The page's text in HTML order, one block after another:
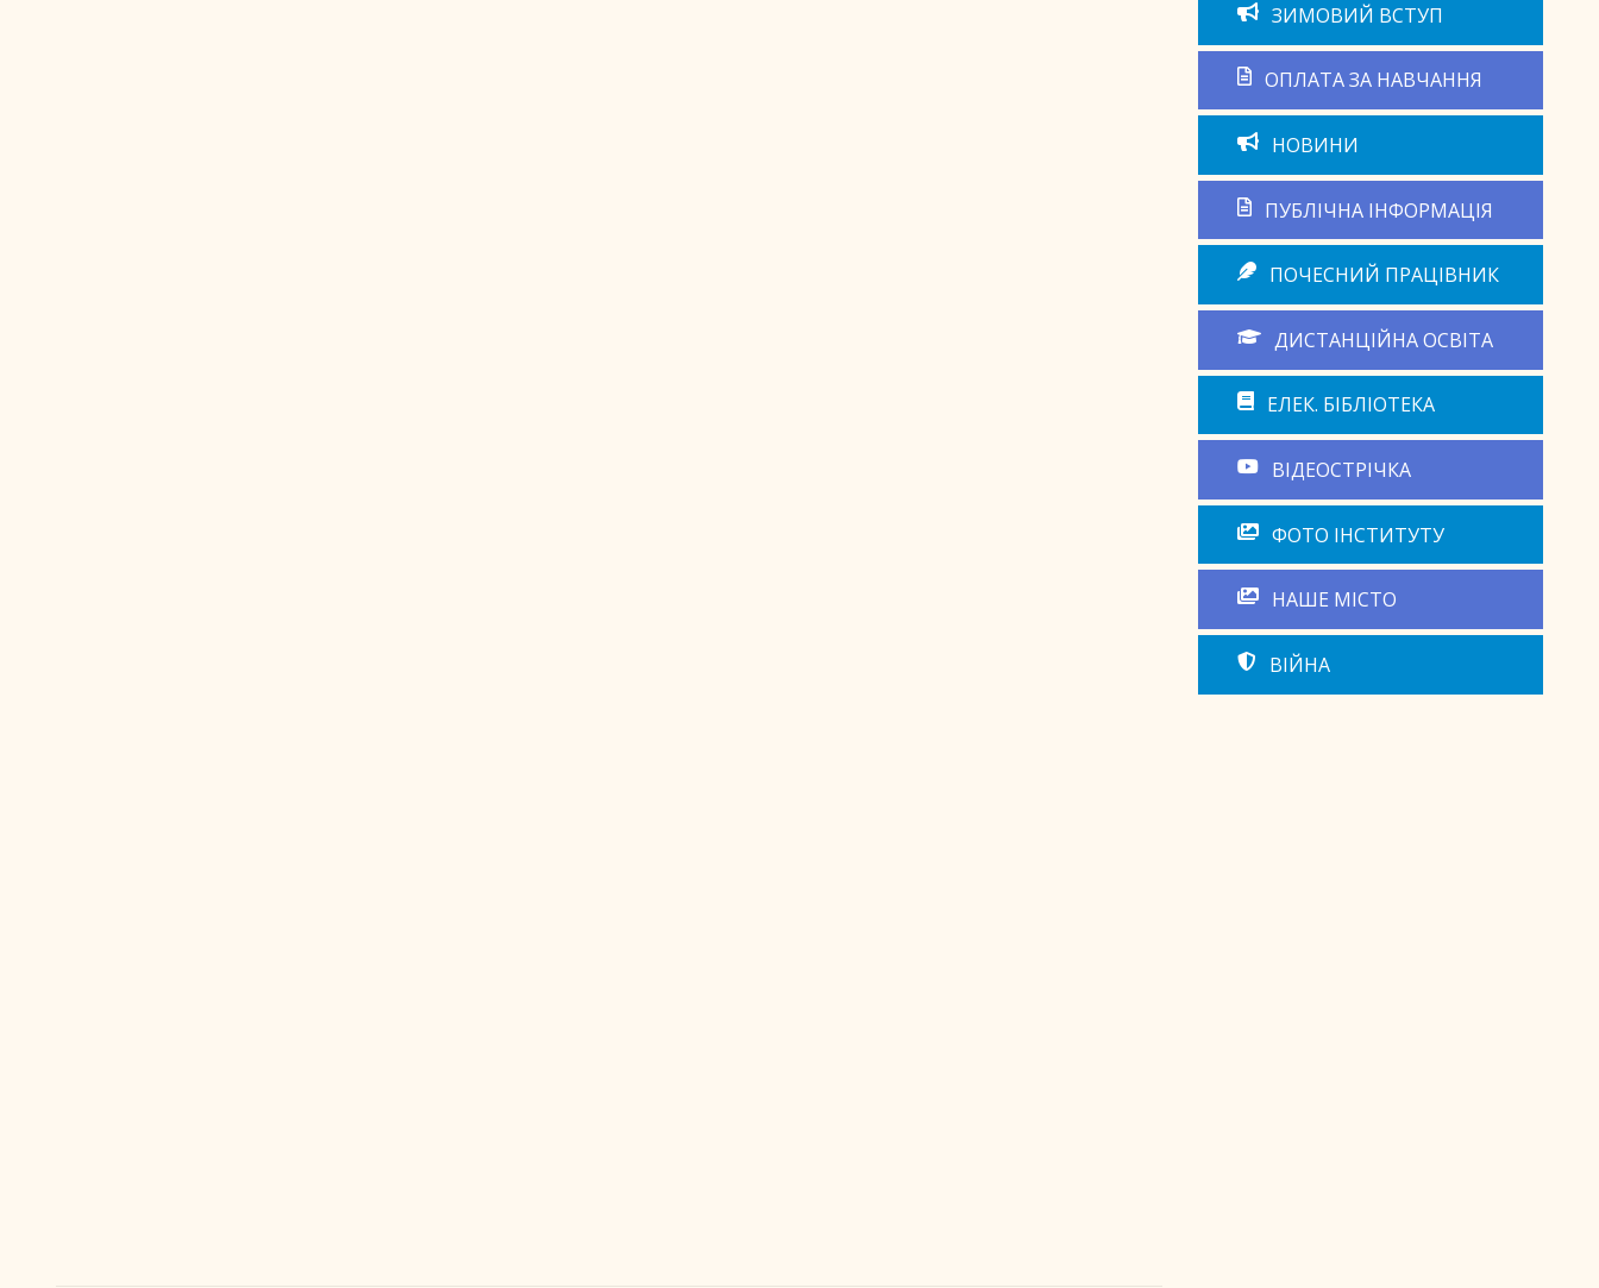
ЗИМОВИЙ ВСТУП
ОПЛАТА ЗА НАВЧАННЯ
НОВИНИ
ПУБЛІЧНА ІНФОРМАЦІЯ
ПОЧЕСНИЙ ПРАЦІВНИК
ДИСТАНЦІЙНА ОСВІТА
ЕЛЕК. БІБЛІОТЕКА
ВІДЕОСТРІЧКА
ФОТО ІНСТИТУТУ
НАШЕ МІСТО
ВІЙНА